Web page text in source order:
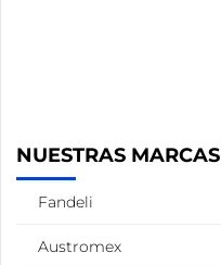
NUESTRAS MARCAS
Fandeli
Austromex